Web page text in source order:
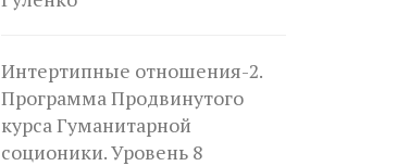
Интертипные отношения-2.
Программа Продвинутого
курса Гуманитарной
соционики. Уровень 8